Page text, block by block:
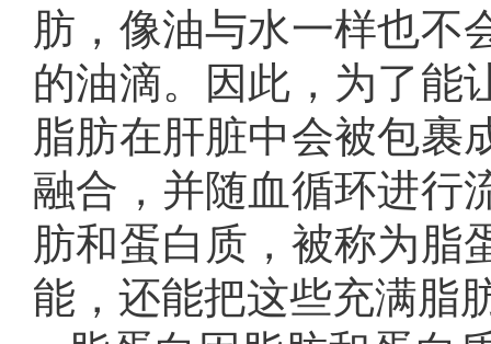
肪，像油与水一样也不
的油滴。因此，为了能
脂肪在肝脏中会被包裹
融合，并随血循环进行
肪和蛋白质，被称为脂
能，还能把这些充满脂